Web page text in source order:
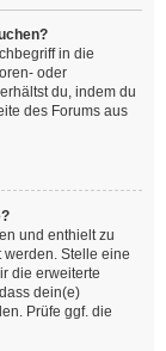
in die
oder
du, indem du
des Forums aus
und enthielt zu
Stelle eine
die erweiterte
dein(e)
Prüfe ggf. die